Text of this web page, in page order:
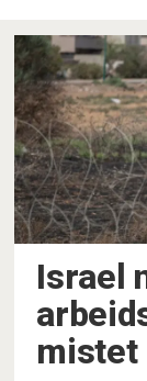
Israel
mistet